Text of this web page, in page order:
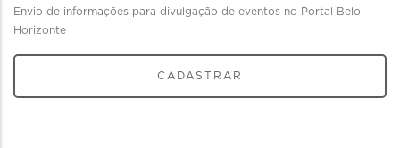
Envio de informações para divulgação de eventos no Portal Belo
Horizonte
CADASTRAR